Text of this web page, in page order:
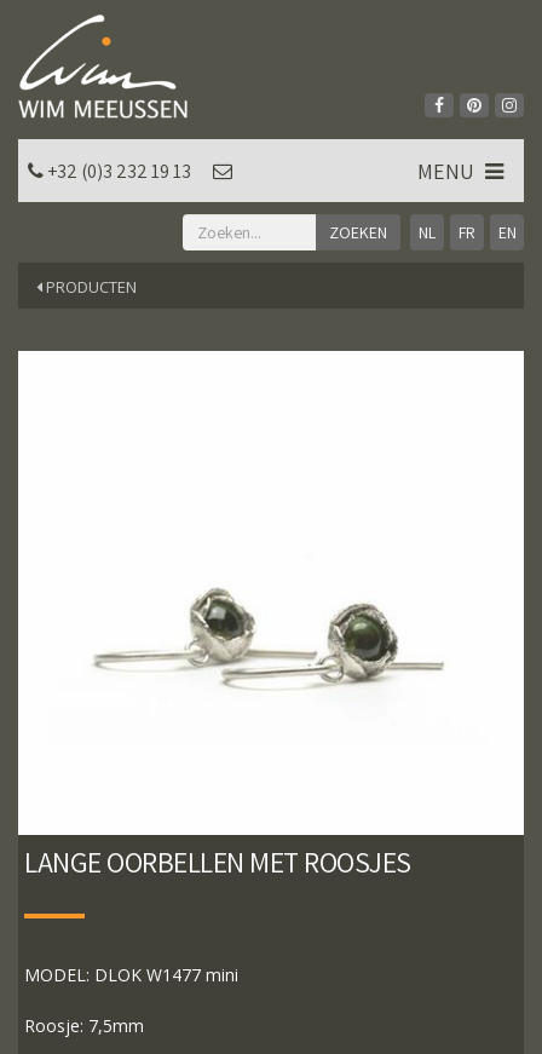
NL FR EN
+32 (0)3 232 19 13 MENU
PRODUCTEN
LANGE OORBELLEN MET ROOSJES
MODEL: DLOK W1477 mini
Roosje: 7,5mm